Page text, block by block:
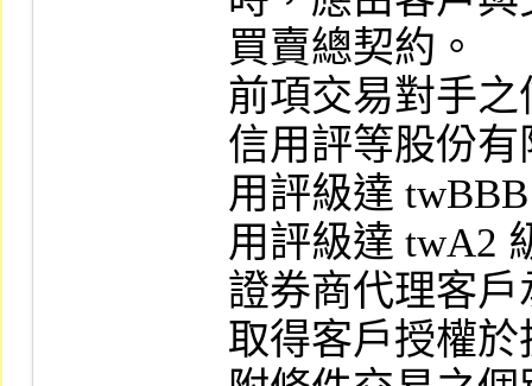
買賣總契約。
前項交易對手
信用評等股份
用評級達
用評級達 twA2
證券商代理客
取得客戶授權